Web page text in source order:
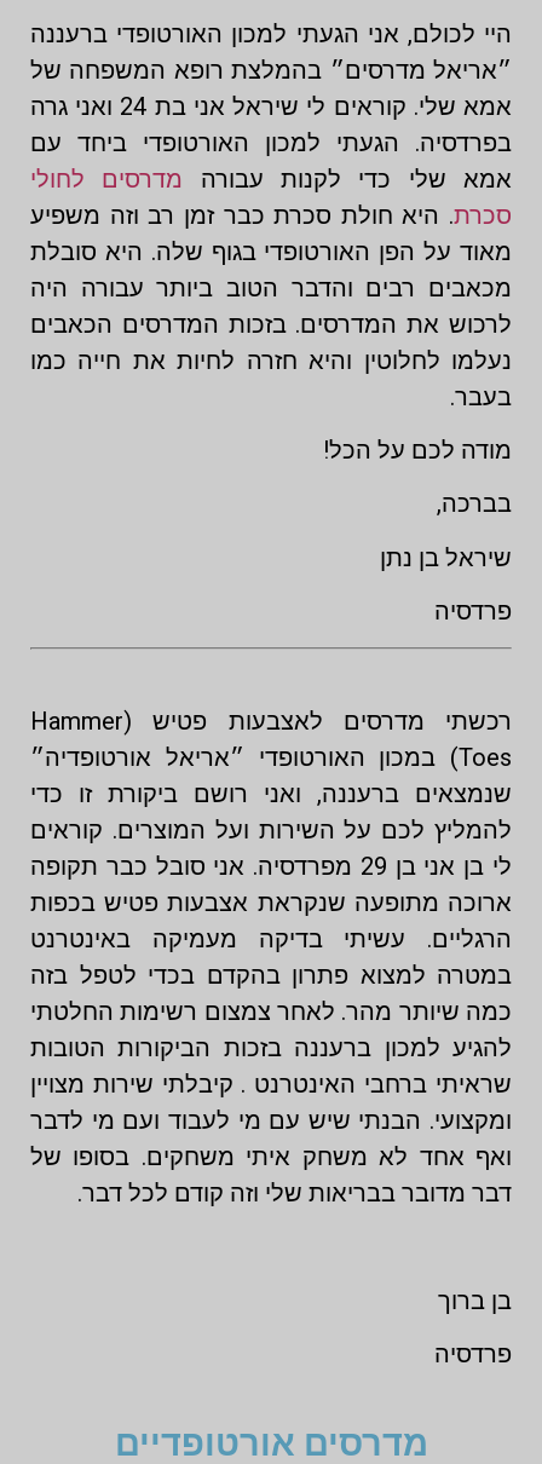
היי לכולם, אני הגעתי למכון האורטופדי ברעננה
״אריאל מדרסים״ בהמלצת רופא המשפחה של
אמא שלי. קוראים לי שיראל אני בת 24 ואני גרה
בפרדסיה. הגעתי למכון האורטופדי ביחד עם
אמא שלי כדי לקנות עבורה מדרסים לחולי
סכרת. היא חולת סכרת כבר זמן רב וזה משפיע
מאוד על הפן האורטופדי בגוף שלה. היא סובלת
מכאבים רבים והדבר הטוב ביותר עבורה היה
לרכוש את המדרסים. בזכות המדרסים הכאבים
נעלמו לחלוטין והיא חזרה לחיות את חייה כמו
בעבר.
מודה לכם על הכל!
בברכה,
שיראל בן נתן
פרדסיה
רכשתי מדרסים לאצבעות פטיש (Hammer
Toes) במכון האורטופדי ״אריאל אורטופדיה״
שנמצאים ברעננה, ואני רושם ביקורת זו כדי
להמליץ לכם על השירות ועל המוצרים. קוראים
לי בן אני בן 29 מפרדסיה. אני סובל כבר תקופה
ארוכה מתופעה שנקראת אצבעות פטיש בכפות
הרגליים. עשיתי בדיקה מעמיקה באינטרנט
במטרה למצוא פתרון בהקדם בכדי לטפל בזה
כמה שיותר מהר. לאחר צמצום רשימות החלטתי
להגיע למכון ברעננה בזכות הביקורות הטובות
שראיתי ברחבי האינטרנט . קיבלתי שירות מצויין
ומקצועי. הבנתי שיש עם מי לעבוד ועם מי לדבר
ואף אחד לא משחק איתי משחקים. בסופו של
דבר מדובר בבריאות שלי וזה קודם לכל דבר.
בן ברוך
פרדסיה
מדרסים אורטופדיים